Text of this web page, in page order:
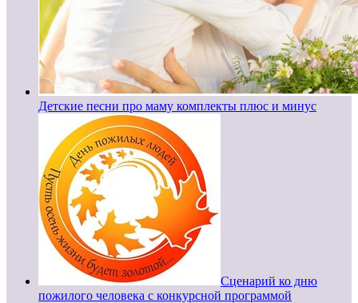
Детские песни про маму комплекты плюс и минус
Сценарий ко дню
пожилого человека с конкурсной программой